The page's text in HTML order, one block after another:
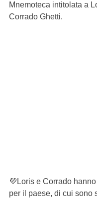
Mnemoteca intitolata a
Corrado Ghetti.
💜Loris e Corrado
per il paese, di cui sono